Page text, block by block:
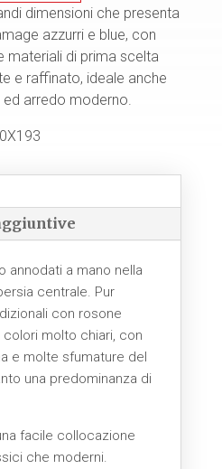
dimensioni che presenta
azzurri e blue, con
materiali di prima scelta
e raffinato, ideale anche
arredo moderno.
annodati a mano nella
centrale. Pur
con rosone
molto chiari, con
e molte sfumature del
una predominanza di
facile collocazione
che moderni.